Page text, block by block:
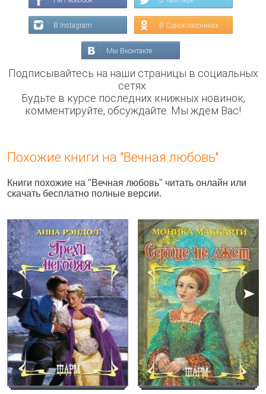
В Instagram В Одноклассниках
Мы Вконтакте
Подписывайтесь на наши страницы в социальных
сетях.
Будьте в курсе последних книжных новинок,
комментируйте, обсуждайте. Мы ждём Вас!
Похожие книги на "Вечная любовь"
Книги похожие на "Вечная любовь" читать онлайн или
скачать бесплатно полные версии.